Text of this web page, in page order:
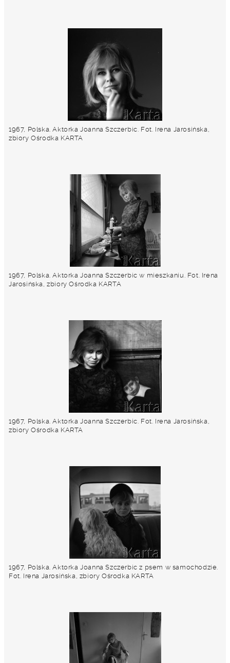
1967, Polska. Aktorka Joanna Szczerbic. Fot. Irena Jarosińska,
zbiory Ośrodka KARTA
1967, Polska. Aktorka Joanna Szczerbic w mieszkaniu. Fot. Irena
Jarosińska, zbiory Ośrodka KARTA
1967, Polska. Aktorka Joanna Szczerbic. Fot. Irena Jarosińska,
zbiory Ośrodka KARTA
1967, Polska. Aktorka Joanna Szczerbic z psem w samochodzie.
Fot. Irena Jarosińska, zbiory Ośrodka KARTA